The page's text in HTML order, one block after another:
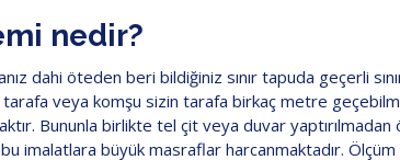
nedir?
dahi öteden beri bildiğiniz sınır tapuda geçerli
veya komşu sizin tarafa birkaç metre
Bununla birlikte tel çit veya duvar
bu imalatlara büyük masraflar harcanmaktadır.